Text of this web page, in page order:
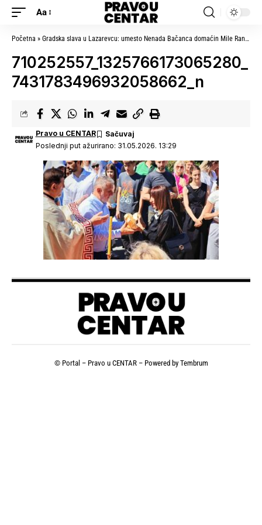
Aa
Početna » Gradska slava u Lazarevcu: umesto Nenada Bačanca domaćin Mile Ranković, naredne godine dr Dragana Knežević
710252557_1325766173065280_
7431783496932058662_n
Poslednji put ažurirano: 31.05.2026. 13:29
Pravo u CENTAR
© Portal – Pravo u CENTAR – Powered by Tembrum